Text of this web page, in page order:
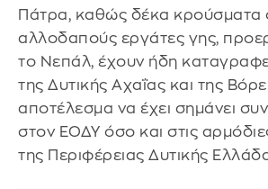
Πάτρα, καθώς δέκα κρούσματα
αλλοδαπούς εργάτες γης,
το Νεπάλ, έχουν ήδη
της Δυτικής Αχαΐας και της
αποτέλεσμα να έχει σημάνει
στον ΕΟΔΥ όσο και στις
της Περιφέρειας Δυτικής